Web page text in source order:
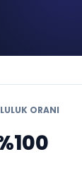
ORANI